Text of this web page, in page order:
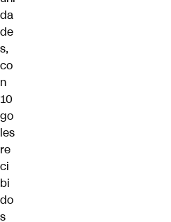
da
de
s,
co
n
10
go
les
re
ci
bi
do
s